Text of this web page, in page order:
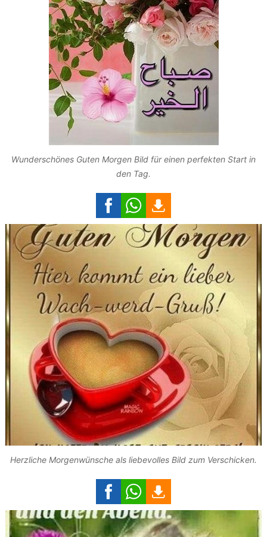
Wunderschönes Guten Morgen Bild für einen perfekten Start in
den Tag.
Herzliche Morgenwünsche als liebevolles Bild zum Verschicken.